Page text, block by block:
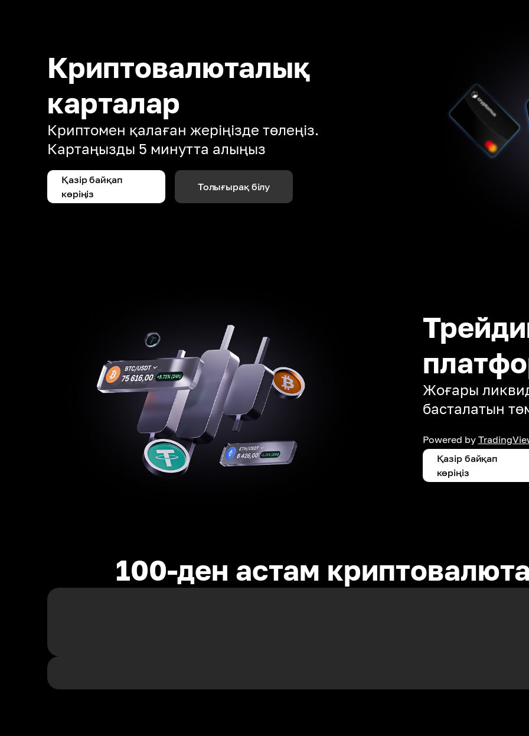
Криптовалюталық
карталар
Криптомен қалаған жеріңізде төлеңіз.
Картаңызды 5 минутта алыңыз
Қазір байқап
көріңіз
Толығырақ білу
Жоғары
басталатын
Powered by
Қазір байқап
көріңіз
100-ден астам